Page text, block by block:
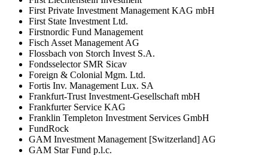
First Private Investment Management KAG mbH
First State Investment Ltd.
Firstnordic Fund Management
Fisch Asset Management AG
Flossbach von Storch Invest S.A.
Fondsselector SMR Sicav
Foreign & Colonial Mgm. Ltd.
Fortis Inv. Management Lux. SA
Frankfurt-Trust Investment-Gesellschaft mbH
Frankfurter Service KAG
Franklin Templeton Investment Services GmbH
FundRock
GAM Investment Management [Switzerland] AG
GAM Star Fund p.l.c.